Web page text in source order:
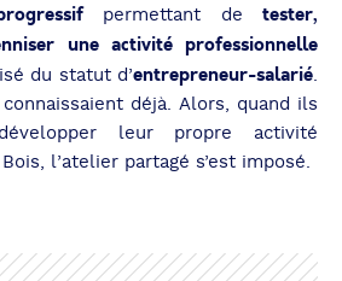
permettant de tester,
une activité professionnelle
du statut d’entrepreneur-salarié.
déjà. Alors, quand ils
leur propre activité
l’atelier partagé s’est imposé.